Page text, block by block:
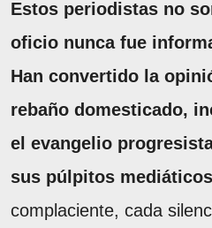
Estos periodistas no
oficio nunca fue
Han convertido la
rebaño domesticado,
el evangelio
sus púlpitos
complaciente, cada